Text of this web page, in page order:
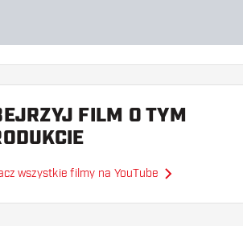
FILM O TYM
wszystkie filmy na YouTube